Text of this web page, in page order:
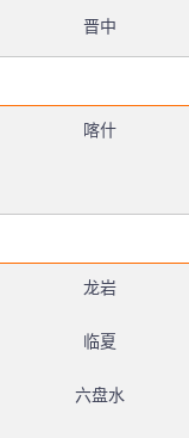
晋中
喀什
龙岩
临夏
六盘水